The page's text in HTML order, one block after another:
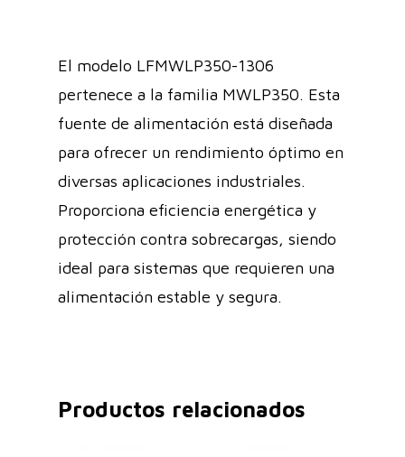
El modelo LFMWLP350-1306
pertenece a la familia MWLP350. Esta
fuente de alimentación está diseñada
para ofrecer un rendimiento óptimo en
diversas aplicaciones industriales.
Proporciona eficiencia energética y
protección contra sobrecargas, siendo
ideal para sistemas que requieren una
alimentación estable y segura.
Productos relacionados